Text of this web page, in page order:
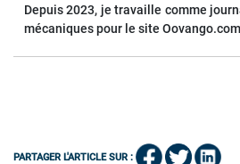
Depuis 2023, je travaille comme
mécaniques pour le site
PARTAGER L'ARTICLE SUR :